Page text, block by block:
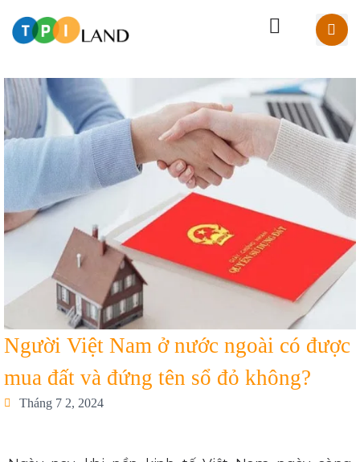
Người Việt Nam ở nước ngoài có được
mua đất và đứng tên sổ đỏ không?
Tháng 7 2, 2024